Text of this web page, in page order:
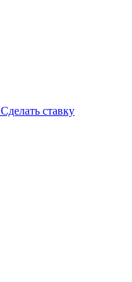
Сделать ставку